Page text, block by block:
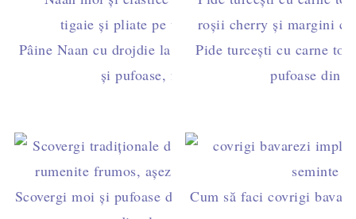
Pâine Naan cu drojdie la tigaie – lipii indiene moi
și pufoase, făcute acasă
Pide turcești cu carne
pufoase din
Scovergi moi și pufoase de post - rețetă tradițională
Cum să faci covrigi